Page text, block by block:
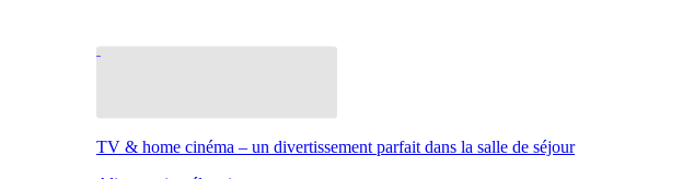
TV & home cinéma – un divertissement parfait dans la salle de séjour